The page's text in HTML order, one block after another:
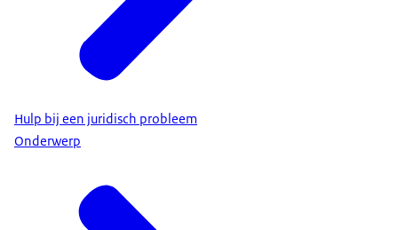
Hulp bij een juridisch probleem
Onderwerp